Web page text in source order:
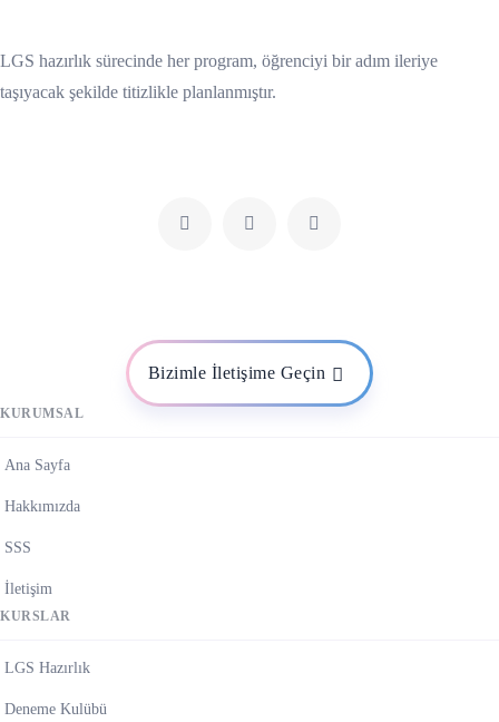
LGS hazırlık sürecinde her program, öğrenciyi bir adım ileriye
taşıyacak şekilde titizlikle planlanmıştır.
Bizimle İletişime Geçin
KURUMSAL
Ana Sayfa
Hakkımızda
SSS
İletişim
KURSLAR
LGS Hazırlık
Deneme Kulübü